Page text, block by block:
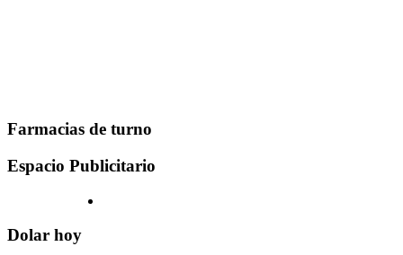
Farmacias de turno
Espacio Publicitario
Dolar hoy